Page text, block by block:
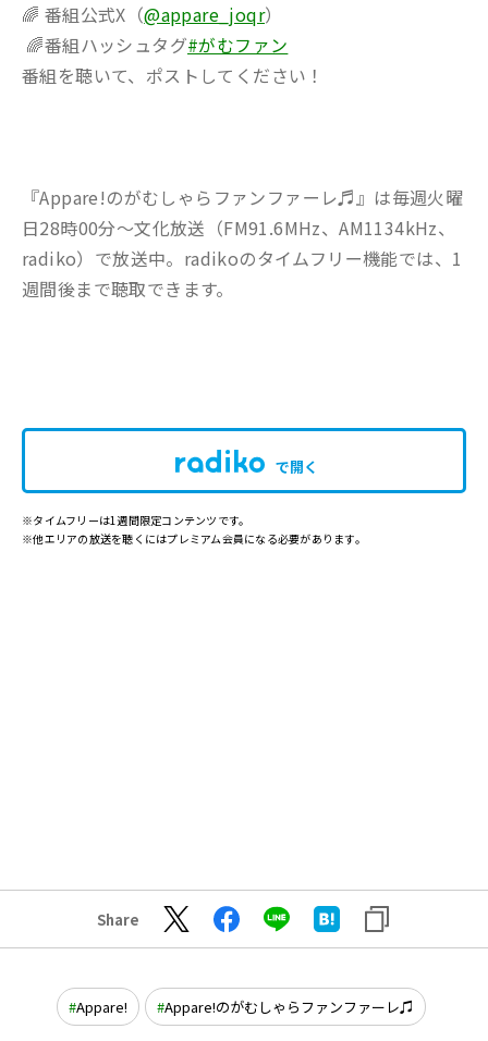
🌈 番組公式X（@appare_joqr）
🌈番組ハッシュタグ#がむファン
番組を聴いて、ポストしてください！
『Appare!のがむしゃらファンファーレ♬』は毎週火曜
日28時00分～文化放送（FM91.6MHz、AM1134kHz、
radiko）で放送中。radikoのタイムフリー機能では、1
週間後まで聴取できます。
で開く
※タイムフリーは1週間限定コンテンツです。
※他エリアの放送を聴くにはプレミアム会員になる必要があります。
Share
Appare! Appare!のがむしゃらファンファーレ♫